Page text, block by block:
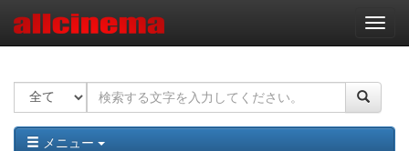
ナ
ビ
ー
ョ
ン
メニュー